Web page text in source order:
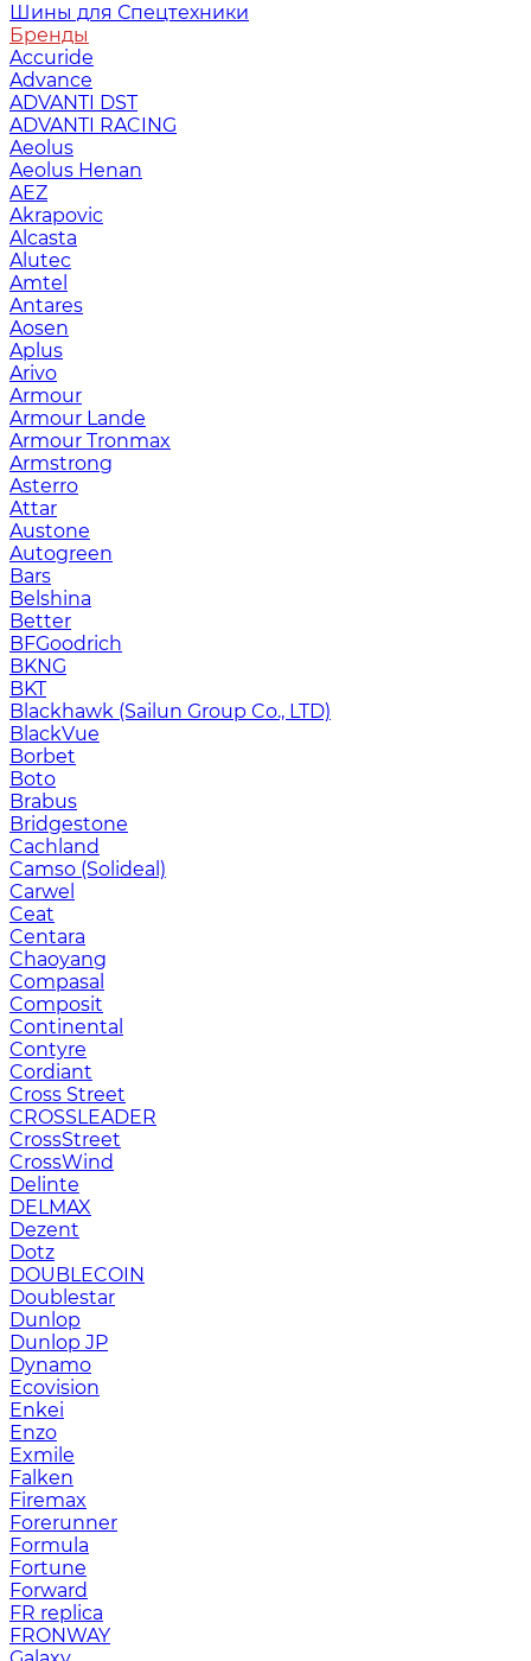
Шины для Спецтехники
Бренды
Accuride
Advance
ADVANTI DST
ADVANTI RACING
Aeolus
Aeolus Henan
AEZ
Akrapovic
Alcasta
Alutec
Amtel
Antares
Aosen
Aplus
Arivo
Armour
Armour Lande
Armour Tronmax
Armstrong
Asterro
Attar
Austone
Autogreen
Bars
Belshina
Better
BFGoodrich
BKNG
BKT
Blackhawk (Sailun Group Co., LTD)
BlackVue
Borbet
Boto
Brabus
Bridgestone
Cachland
Camso (Solideal)
Carwel
Ceat
Centara
Chaoyang
Compasal
Composit
Continental
Contyre
Cordiant
Cross Street
CROSSLEADER
CrossStreet
CrossWind
Delinte
DELMAX
Dezent
Dotz
DOUBLECOIN
Doublestar
Dunlop
Dunlop JP
Dynamo
Ecovision
Enkei
Enzo
Exmile
Falken
Firemax
Forerunner
Formula
Fortune
Forward
FR replica
FRONWAY